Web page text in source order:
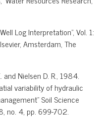
Log Interpretation", Vol. 1:
Amsterdam, The
and Nielsen D. R., 1984.
variability of hydraulic
Soil Science
no. 4, pp. 699-702.